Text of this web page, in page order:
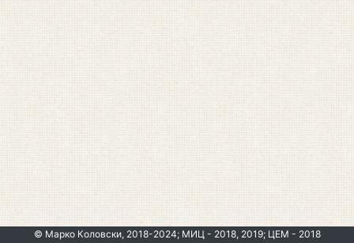
© Марко Коловски, 2018-2024; МИЦ - 2018, 2019; ЦЕМ - 2018